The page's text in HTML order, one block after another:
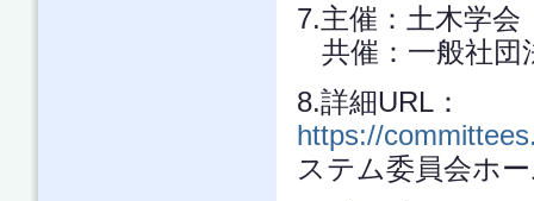
7.主催：土木学
共催：一般社団
8.詳細URL：
https://
ステム委員会ホ